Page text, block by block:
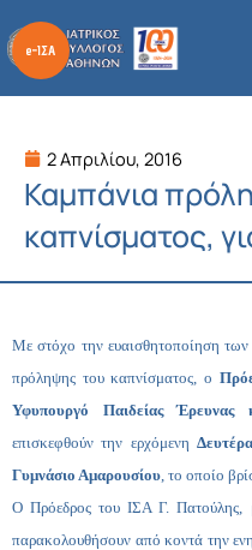
στο
περιεχόμενο
2 Απριλίου, 2016
Καμπάνια
καπνίσματος,
Με στόχο την ευαισθητοποίηση
πρόληψης του καπνίσματος, ο
Υφυπουργό Παιδείας Έρευνας
επισκεφθούν την ερχόμενη
Γυμνάσιο Αμαρουσίου, το οποίο
Ο Πρόεδρος του ΙΣΑ Γ. Πατούλης,
παρακολουθήσουν από κοντά την